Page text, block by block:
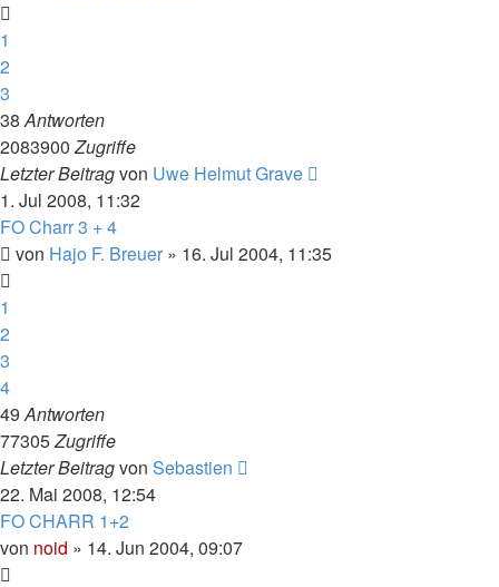
1
2
3
38Antworten
2083900Zugriffe
Letzter Beitragvon Uwe Helmut Grave
1. Jul 2008, 11:32
FO Charr 3 + 4
von Hajo F. Breuer » 16. Jul 2004, 11:35
1
2
3
4
49Antworten
77305Zugriffe
Letzter Beitragvon Sebastien
22. Mai 2008, 12:54
FO CHARR 1+2
von noid » 14. Jun 2004, 09:07